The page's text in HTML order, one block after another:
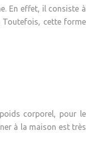
En effet, il consiste à
Toutefois, cette forme
corporel, pour le
à la maison est très